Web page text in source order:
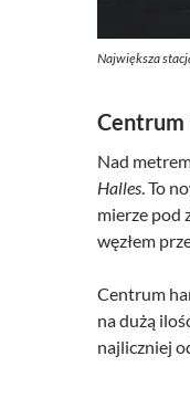
Największa
Centrum
Nad
Halles. To
mierze pod
węzłem
Centrum
na dużą
najliczniej